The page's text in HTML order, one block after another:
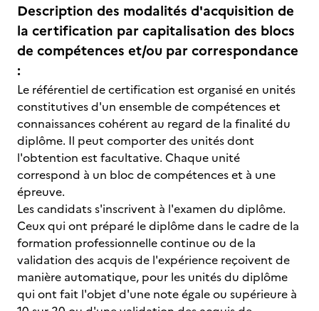
Description des modalités d'acquisition de
la certification par capitalisation des blocs
de compétences et/ou par correspondance
:
Le référentiel de certification est organisé en unités
constitutives d'un ensemble de compétences et
connaissances cohérent au regard de la finalité du
diplôme. Il peut comporter des unités dont
l'obtention est facultative. Chaque unité
correspond à un bloc de compétences et à une
épreuve.
Les candidats s'inscrivent à l'examen du diplôme.
Ceux qui ont préparé le diplôme dans le cadre de la
formation professionnelle continue ou de la
validation des acquis de l'expérience reçoivent de
manière automatique, pour les unités du diplôme
qui ont fait l'objet d'une note égale ou supérieure à